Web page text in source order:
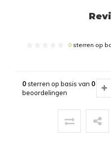
0 sterren op
0sterren op basis van 0
beoordelingen